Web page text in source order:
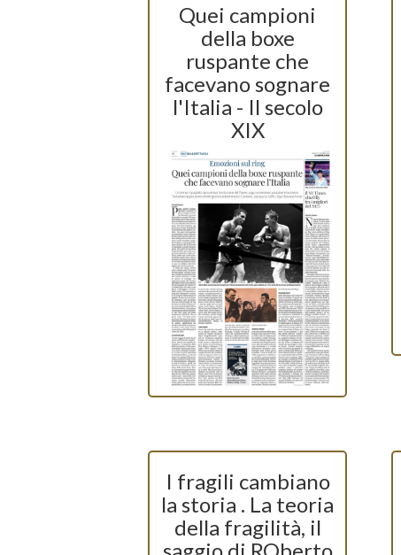
Quei campioni
della boxe
ruspante che
facevano sognare
l'Italia - Il secolo
XIX
I fragili cambiano
la storia . La teoria
della fragilità, il